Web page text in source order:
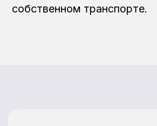
собственном транспорте.